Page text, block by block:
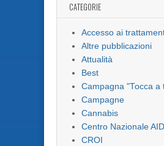
CATEGORIE
Accesso ai
Altre pubblicazioni
Attualità
Best
Campagna "Tocca a
Campagne
Cannabis
Centro Nazionale
CROI